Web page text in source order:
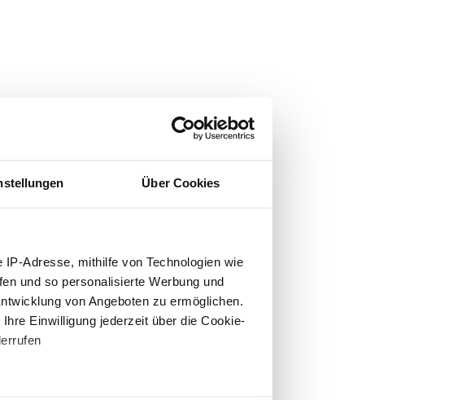
Über Cookies
Adresse, mithilfe von Technologien wie
und so personalisierte Werbung und
von Angeboten zu ermöglichen.
Einwilligung jederzeit über die Cookie-